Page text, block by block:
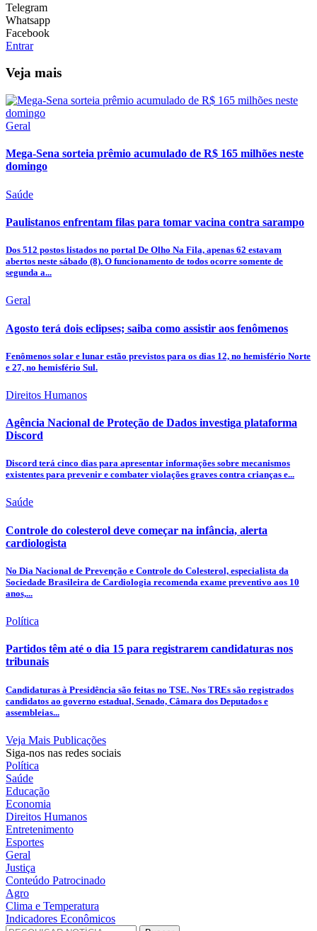
Telegram
Whatsapp
Facebook
Entrar
Veja mais
Geral
Mega-Sena sorteia prêmio acumulado de R$ 165 milhões neste
domingo
Saúde
Paulistanos enfrentam filas para tomar vacina contra sarampo
Dos 512 postos listados no portal De Olho Na Fila, apenas 62 estavam
abertos neste sábado (8). O funcionamento de todos ocorre somente de
segunda a...
Geral
Agosto terá dois eclipses; saiba como assistir aos fenômenos
Fenômenos solar e lunar estão previstos para os dias 12, no hemisfério Norte
e 27, no hemisfério Sul.
Direitos Humanos
Agência Nacional de Proteção de Dados investiga plataforma
Discord
Discord terá cinco dias para apresentar informações sobre mecanismos
existentes para prevenir e combater violações graves contra crianças e...
Saúde
Controle do colesterol deve começar na infância, alerta
cardiologista
No Dia Nacional de Prevenção e Controle do Colesterol, especialista da
Sociedade Brasileira de Cardiologia recomenda exame preventivo aos 10
anos,...
Política
Partidos têm até o dia 15 para registrarem candidaturas nos
tribunais
Candidaturas à Presidência são feitas no TSE. Nos TREs são registrados
candidatos ao governo estadual, Senado, Câmara dos Deputados e
assembleias...
Veja Mais Publicações
Siga-nos nas redes sociais
Política
Saúde
Educação
Economia
Direitos Humanos
Entretenimento
Esportes
Geral
Justiça
Conteúdo Patrocinado
Agro
Clima e Temperatura
Indicadores Econômicos